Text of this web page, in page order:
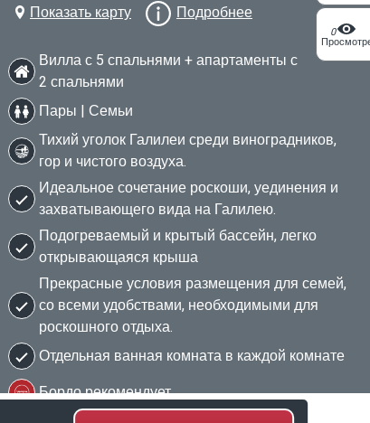
0
2/51
Показать карту Подробнее
Вилла с 5 спальнями + апартаменты с
2 спальнями
Пары | Семьи
Тихий уголок Галилеи среди виноградников,
гор и чистого воздуха.
Идеальное сочетание роскоши, уединения и
захватывающего вида на Галилею.
Подогреваемый и крытый бассейн, легко
открывающаяся крыша
Прекрасные условия размещения для семей,
со всеми удобствами, необходимыми для
роскошного отдыха.
Отдельная ванная комната в каждой комнате
Бордо рекомендует